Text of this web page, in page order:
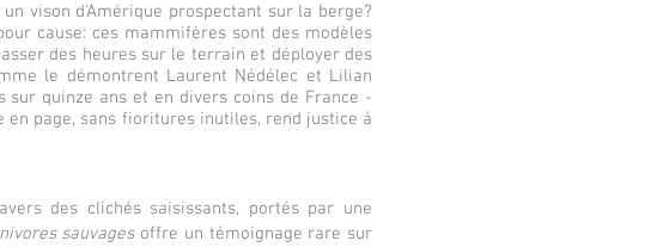
vison d'Amérique prospectant sur la berge?
cause: ces mammifères sont des modèles
des heures sur le terrain et déployer des
le démontrent Laurent Nédélec et Lilian
sur quinze ans et en divers coins de France -
page, sans fioritures inutiles, rend justice à
des clichés saisissants, portés par une
sauvagesoffre un témoignage rare sur